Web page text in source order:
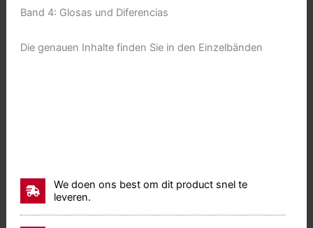
We doen ons best om dit product snel te
leveren.
Band 4: Glosas und Diferencias
Die genauen Inhalte finden Sie in den Einzelbänden